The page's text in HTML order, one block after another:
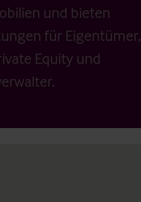
und bieten
für Eigentümer,
Equity und